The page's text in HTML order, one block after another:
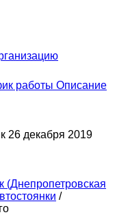
работы Описание
26 декабря 2019
(Днепропетровская
/